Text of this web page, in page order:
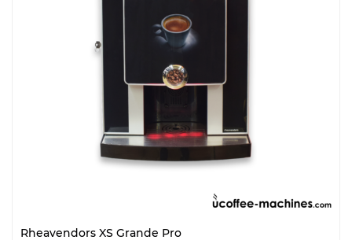
Rheavendors XS Grande Pro